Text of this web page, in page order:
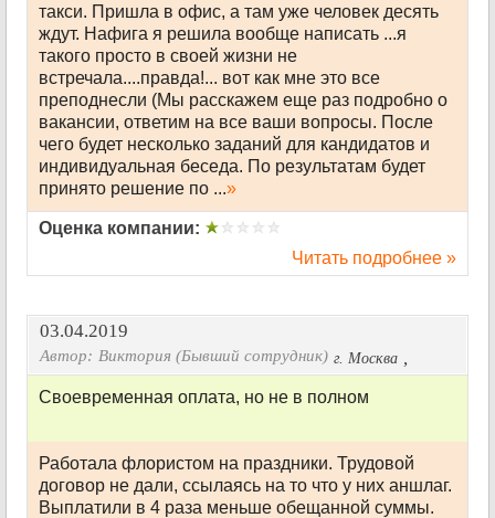
такси. Пришла в офис, а там уже человек десять
ждут. Нафига я решила вообще написать ...я
такого просто в своей жизни не
встречала....правда!... вот как мне это все
преподнесли (Мы расскажем еще раз подробно о
вакансии, ответим на все ваши вопросы. После
чего будет несколько заданий для кандидатов и
индивидуальная беседа. По результатам будет
принято решение по ...»
Оценка компании:
Читать подробнее »
03.04.2019
Автор: Виктория (Бывший сотрудник) ,
г. Москва
Своевременная оплата, но не в полном
Работала флористом на праздники. Трудовой
договор не дали, ссылаясь на то что у них аншлаг.
Выплатили в 4 раза меньше обещанной суммы.